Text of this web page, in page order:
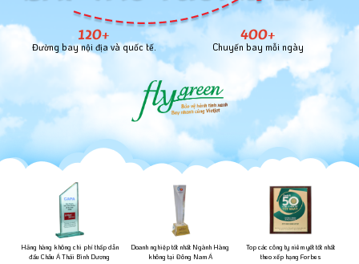
120+
Đường bay nội địa và quốc tế.
400+
Chuyến bay mỗi ngày
Hãng hàng không chi phí thấp dẫn
đầu Châu Á Thái Bình Dương
Doanh nghiệp tốt nhất Ngành Hàng
không tại Đông Nam Á
Top các công ty niêm yết tốt nhất
theo xếp hạng Forbes